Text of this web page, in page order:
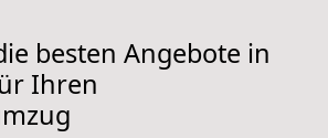
besten Angebote in
Ihren